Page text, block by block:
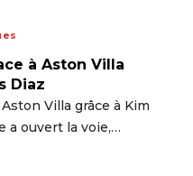
à Aston Villa
Diaz
Villa grâce à Kim
a ouvert la voie,…